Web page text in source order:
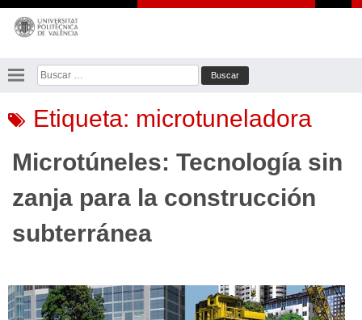
Saltar
contenido
Buscar:
Etiqueta: microtuneladora
Microtúneles: Tecnología sin
zanja para la construcción
subterránea